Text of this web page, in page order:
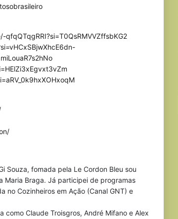
qfqQTqgRRI?si=T0QsRMVVZffsbKG2
Souza, fomada pela Le Cordon Bleu sou
Maria Braga. Já participei de programas
no Cozinheiros em Ação (Canal GNT) e
Claude Troisgros, André Mifano e Alex